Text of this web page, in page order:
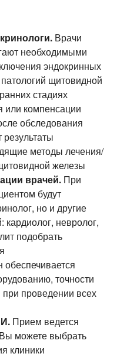
Врачи
необходимыми
эндокринных
щитовидной
стадиях
или компенсации
обследования
методы лечения/
железы
врачей. При
будут
но и другие
невролог,
подобрать
обеспечивается
точности
при проведении всех
Прием ведется
можете выбрать
клиники